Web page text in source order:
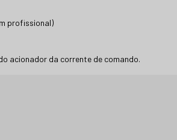
profissional)
acionador da corrente de comando.